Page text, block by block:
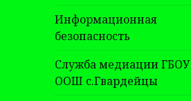
Информационная
безопасность
Служба медиации ГБОУ
ООШ с.Гвардейцы